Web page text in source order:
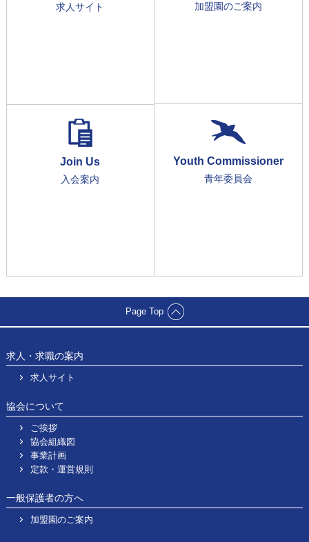
求人サイト 加盟園のご案内
Join Us
入会案内
Youth Commissioner
青年委員会
Page Top
求人・求職の案内
求人サイト
協会について
ご挨拶
協会組織図
事業計画
定款・運営規則
一般保護者の方へ
加盟園のご案内